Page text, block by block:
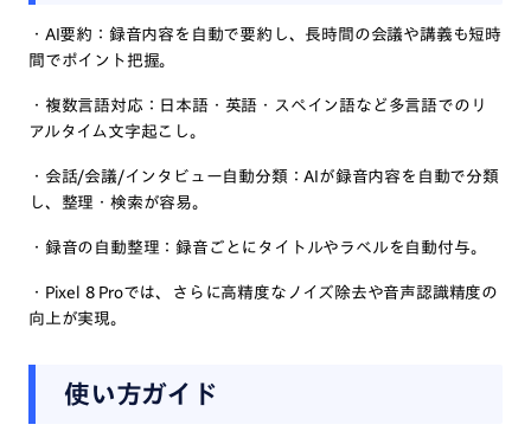
・AI要約：録音内容を自動で要約し、長時間の会議や講義も短時
間でポイント把握。
・複数言語対応：日本語・英語・スペイン語など多言語でのリ
アルタイム文字起こし。
・会話/会議/インタビュー自動分類：AIが録音内容を自動で分類
し、整理・検索が容易。
・録音の自動整理：録音ごとにタイトルやラベルを自動付与。
・Pixel 8 Proでは、さらに高精度なノイズ除去や音声認識精度の
向上が実現。
使い方ガイド